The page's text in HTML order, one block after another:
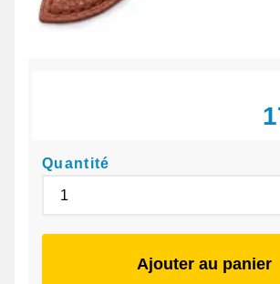
Quantité
Ajouter au panier